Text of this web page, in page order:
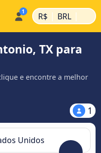
R$ | BRL |
TX para
e encontre a melhor
1